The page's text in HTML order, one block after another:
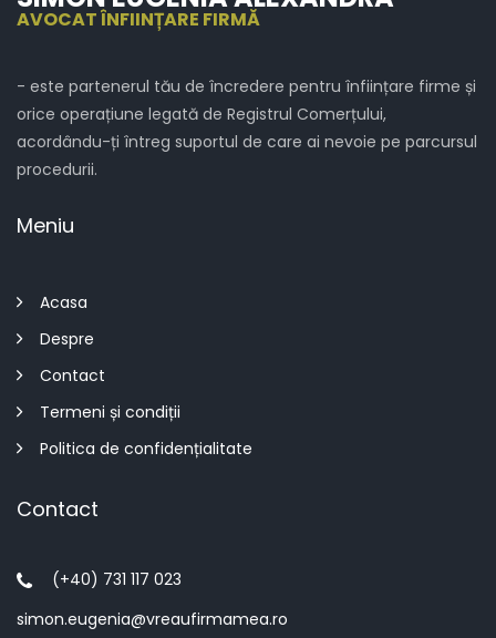
AVOCAT ÎNFIINȚARE FIRMĂ
- este partenerul tău de încredere pentru înființare firme și
orice operațiune legată de Registrul Comerțului,
acordându-ți întreg suportul de care ai nevoie pe parcursul
procedurii.
Meniu
Acasa
Despre
Contact
Termeni și condiții
Politica de confidențialitate
Contact
(+40) 731 117 023
simon.eugenia@vreaufirmamea.ro